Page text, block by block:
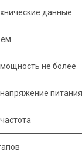
данные
не более
питания